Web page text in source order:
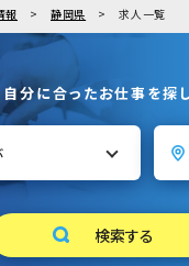
報 静岡県 求人一覧
自分に合ったお仕事を探し